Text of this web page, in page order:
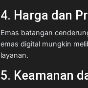
4. Harga dan
Emas batangan
emas digital mungkin
layanan.
5. Keamanan